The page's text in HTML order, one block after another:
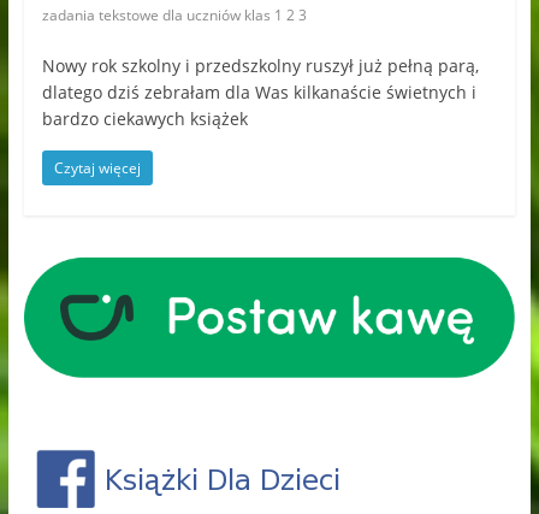
zadania tekstowe dla uczniów klas 1 2 3
Nowy rok szkolny i przedszkolny ruszył już pełną parą,
dlatego dziś zebrałam dla Was kilkanaście świetnych i
bardzo ciekawych książek
Czytaj więcej